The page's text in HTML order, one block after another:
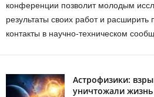
конференции позволит молодым
результаты своих работ и
контакты в научно-техническом
Астрофизики:
уничтожали